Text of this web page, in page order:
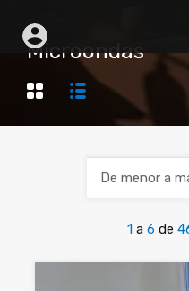
Microondas
1 a 6 de
De menor a